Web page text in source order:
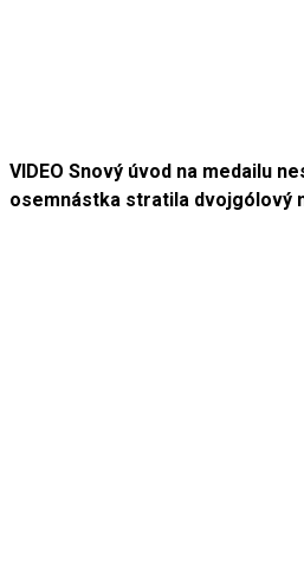
VIDEO Snový úvod na medailu
osemnástka stratila dvojgólový